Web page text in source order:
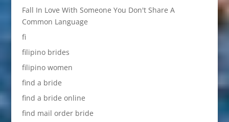
Fall In Love With Someone You Don't Share A
Common Language
fi
filipino brides
filipino women
find a bride
find a bride online
find mail order bride